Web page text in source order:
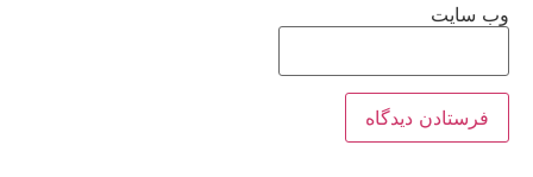
وب‌ سایت